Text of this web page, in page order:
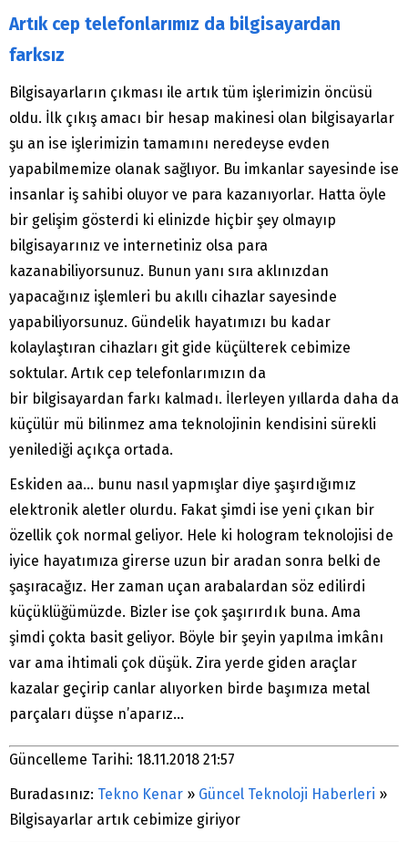
Artık cep telefonlarımız da bilgisayardan
farksız
Bilgisayarların çıkması ile artık tüm işlerimizin öncüsü
oldu. İlk çıkış amacı bir hesap makinesi olan bilgisayarlar
şu an ise işlerimizin tamamını neredeyse evden
yapabilmemize olanak sağlıyor. Bu imkanlar sayesinde ise
insanlar iş sahibi oluyor ve para kazanıyorlar. Hatta öyle
bir gelişim gösterdi ki elinizde hiçbir şey olmayıp
bilgisayarınız ve internetiniz olsa para
kazanabiliyorsunuz. Bunun yanı sıra aklınızdan
yapacağınız işlemleri bu akıllı cihazlar sayesinde
yapabiliyorsunuz. Gündelik hayatımızı bu kadar
kolaylaştıran cihazları git gide küçülterek cebimize
soktular. Artık cep telefonlarımızın da
bir bilgisayardan farkı kalmadı. İlerleyen yıllarda daha da
küçülür mü bilinmez ama teknolojinin kendisini sürekli
yenilediği açıkça ortada.
Eskiden aa… bunu nasıl yapmışlar diye şaşırdığımız
elektronik aletler olurdu. Fakat şimdi ise yeni çıkan bir
özellik çok normal geliyor. Hele ki hologram teknolojisi de
iyice hayatımıza girerse uzun bir aradan sonra belki de
şaşıracağız. Her zaman uçan arabalardan söz edilirdi
küçüklüğümüzde. Bizler ise çok şaşırırdık buna. Ama
şimdi çokta basit geliyor. Böyle bir şeyin yapılma imkânı
var ama ihtimali çok düşük. Zira yerde giden araçlar
kazalar geçirip canlar alıyorken birde başımıza metal
parçaları düşse n’aparız…
Güncelleme Tarihi: 18.11.2018 21:57
Buradasınız: Tekno Kenar » Güncel Teknoloji Haberleri »
Bilgisayarlar artık cebimize giriyor